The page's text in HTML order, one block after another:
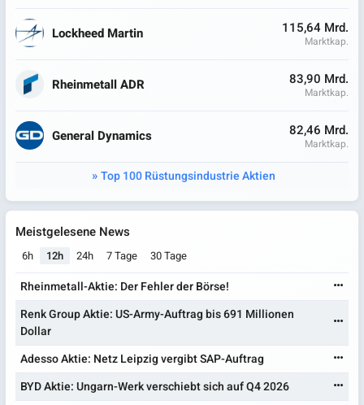
Lockheed Martin 115,64 Mrd.
Marktkap.
Rheinmetall ADR 83,90 Mrd.
Marktkap.
General Dynamics 82,46 Mrd.
Marktkap.
Top 100 Rüstungsindustrie Aktien
Meistgelesene News
6h 12h 24h 7 Tage 30 Tage
Rheinmetall-Aktie: Der Fehler der Börse!
Renk Group Aktie: US-Army-Auftrag bis 691 Millionen
Dollar
Adesso Aktie: Netz Leipzig vergibt SAP-Auftrag
BYD Aktie: Ungarn-Werk verschiebt sich auf Q4 2026